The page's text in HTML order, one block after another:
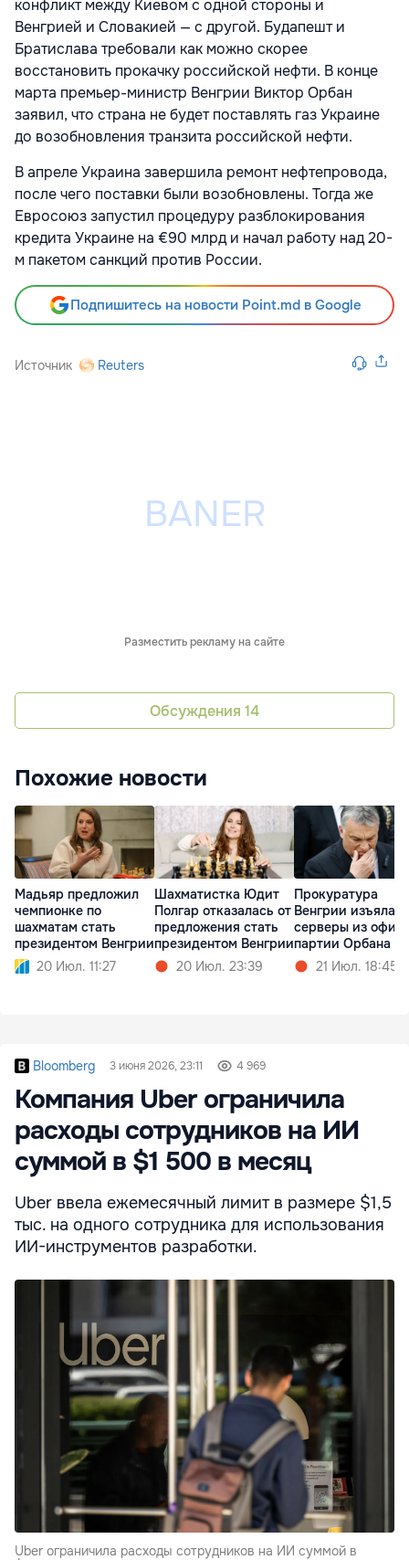
конфликт между Киевом с одной стороны и
Венгрией и Словакией — с другой. Будапешт и
Братислава требовали как можно скорее
восстановить прокачку российской нефти. В конце
марта премьер-министр Венгрии Виктор Орбан
заявил, что страна не будет поставлять газ Украине
до возобновления транзита российской нефти.
В апреле Украина завершила ремонт нефтепровода,
после чего поставки были возобновлены. Тогда же
Евросоюз запустил процедуру разблокирования
кредита Украине на €90 млрд и начал работу над 20-
м пакетом санкций против России.
Подпишитесь на новости Point.md в Google
Источник Reuters
Разместить рекламу на сайте
Обсуждения 14
Похожие новости
Мадьяр предложил
чемпионке по
шахматам стать
президентом Венгрии
20 Июл. 11:27
Шахматистка Юдит
Полгар отказалась от
предложения стать
президентом Венгрии
20 Июл. 23:39
Прокуратура
Венгрии изъяла
серверы из
партии Орбана
21 Июл. 18:45
Bloomberg 3 июня 2026, 23:11 4 969
Компания Uber ограничила
расходы сотрудников на ИИ
суммой в $1 500 в месяц
Uber ввела ежемесячный лимит в размере $1,5
тыс. на одного сотрудника для использования
ИИ-инструментов разработки.
Uber ограничила расходы сотрудников на ИИ суммой в